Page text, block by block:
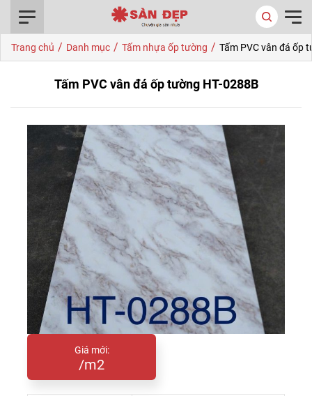
Trang chủ / Danh mục / Tấm nhựa ốp tường / Tấm PVC vân đá ốp
Tấm PVC vân đá ốp tường HT-0288B
Giá mới:
/m2